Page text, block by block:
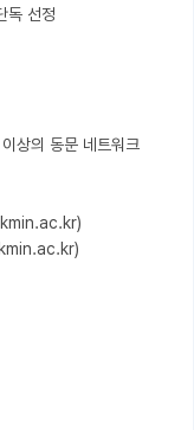
독 선정
상의 동문 네트워크